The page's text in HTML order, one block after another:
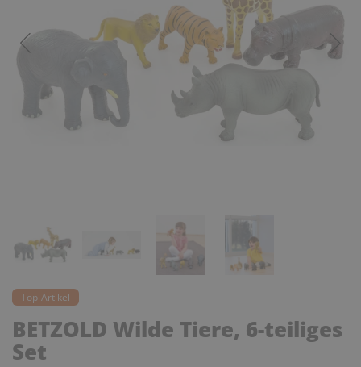
Top-Artikel
BETZOLD Wilde Tiere, 6-teiliges
Set